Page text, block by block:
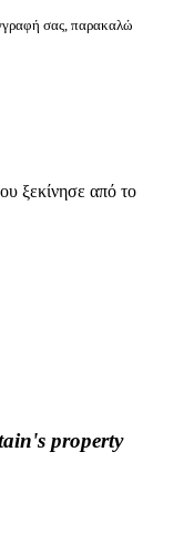
σας, παρακαλώ
ξεκίνησε από το
property